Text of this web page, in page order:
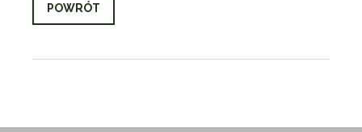
POWRÓT